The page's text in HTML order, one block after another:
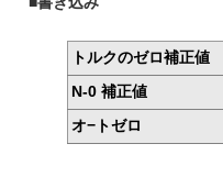
トルクのゼロ補正値
N-0 補正値
オ−トゼロ